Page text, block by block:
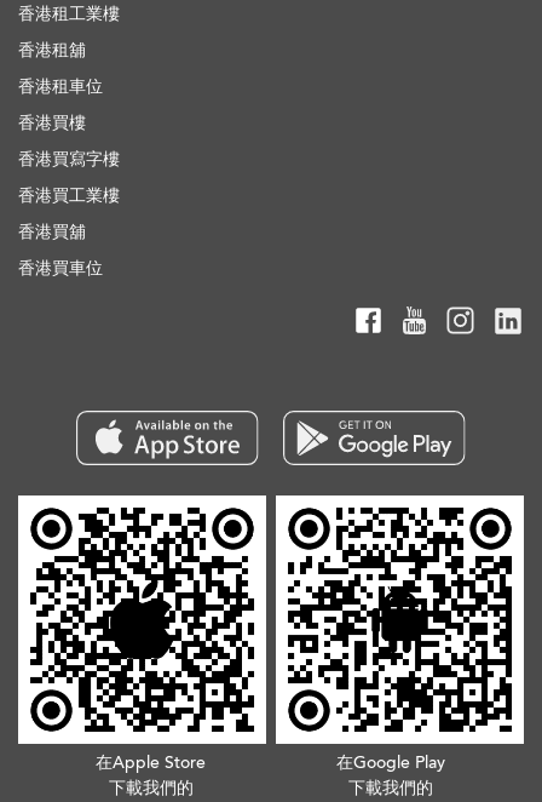
香港租工業樓
香港租舖
香港租車位
香港買樓
香港買寫字樓
香港買工業樓
香港買舖
香港買車位
在Apple Store
下載我們的
在Google Play
下載我們的